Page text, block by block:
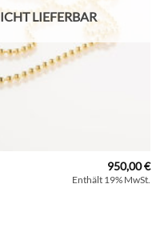
LIEFERBAR
950,00€
Enthält 19% MwSt.